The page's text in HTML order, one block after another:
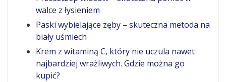
walce z łysieniem
Paski wybielające zęby – skuteczna metoda na
biały uśmiech
Krem z witaminą C, który nie uczula nawet
najbardziej wrażliwych. Gdzie można go
kupić?